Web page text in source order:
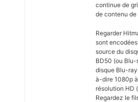
continue de
de contenu de
Regarder
sont
source du
BD50 (ou Blu-
disque Blu-
à-dire 1080p
résolution HD
Regardez le